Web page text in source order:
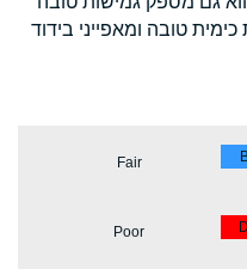
טובה ומאפייני בידוד
Fair
D
Poor